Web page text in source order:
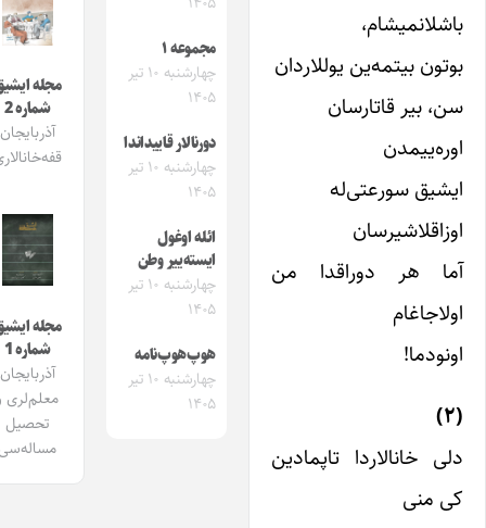
بیتمه‌ین یوللاردان
بیر قاتارسان
سورعتی‌له
هر دوراقدا من
خانالاردا تاپمادین
منی
مجموعه ۱
چهارشنبه ۱۰ تیر
دورنالار قاییداندا
چهارشنبه ۱۰ تیر
ائله اوغول
ایسته‌ییر وطن
چهارشنبه ۱۰ تیر
هوپ‌هوپ‌نامه
چهارشنبه ۱۰ تیر
مجله ایشیق
شماره 2
آذربایجان
قفه‌خانالاری
مجله ایشیق
شماره 1
آذربایجان
معلم‌لری و
تحصیل
مساله‌سی